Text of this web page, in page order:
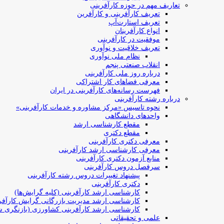
تعاریف مهم در حوزه کارآفرینی
تعریف کارآفرینی و کارآفرین
تعریف استارت‌آپ
انواع کارآفرینان
موفقیت در کارآفرینی
تعریف خلاقیت و نوآوری
نظام ملی نوآوری
انقلاب صنعتی پنجم
درباره روز ملی کارآفرینی
معرفی فضاهای کار اشتراکی
فهرست رسانه‌های کارآفرینی در ایران
درباره رشته کارآفرینی
نحوه تاسیس «مرکز مشاوره و خدمات کارآفرینی»
واحدهای دانشگاهی
مقطع کارشناسی ارشد
مقطع دکتری
معرفی دکتری کارآفرینی
معرفی کارشناسی ارشد کارآفرینی
منابع آزمون دکتری کارآفرینی
سرفصل دروس کارآفرینی
پیشنهاد تغییرات دروس رشته کارآفرینی
دکتری کارآفرینی
کارشناسی ارشد کارآفرینی (کلیه گرایش‌ها)
کارشناسی ارشد مدیریت بازرگانی گرایش
کارشناسی ارشد کارآفرینی کشاورزی (بازنگری
علمی و تحقیقاتی